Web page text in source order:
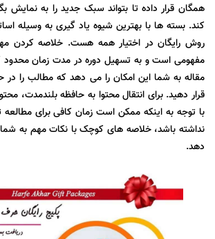
همگان قرار داده تا بتواند سبک جدید را به نمایش
کند. بسته ها با بهترین شیوه یاد گیری به وسیله
روش رایگان در اختیار همه هست. خلاصه کردن
مفهومی است و به تسهیل دوره در مدت زمان
مقاله به شما این امکان را می دهد که مطالب را
قرار دهید. برای انتقال محتوا به حافظه بلندمدت،
با توجه به اینکه ممکن است زمان کافی برای مطالعه
نداشته باشد، خلاصه های کوچک با نکات مهم به
دهد.